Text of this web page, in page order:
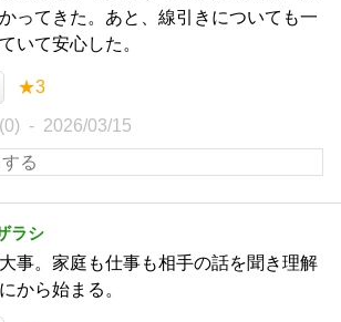
ってきた。あと、線引きについても一
いて安心した。
★3
2026/03/15
ラシ
事。家庭も仕事も相手の話を聞き理解
から始まる。